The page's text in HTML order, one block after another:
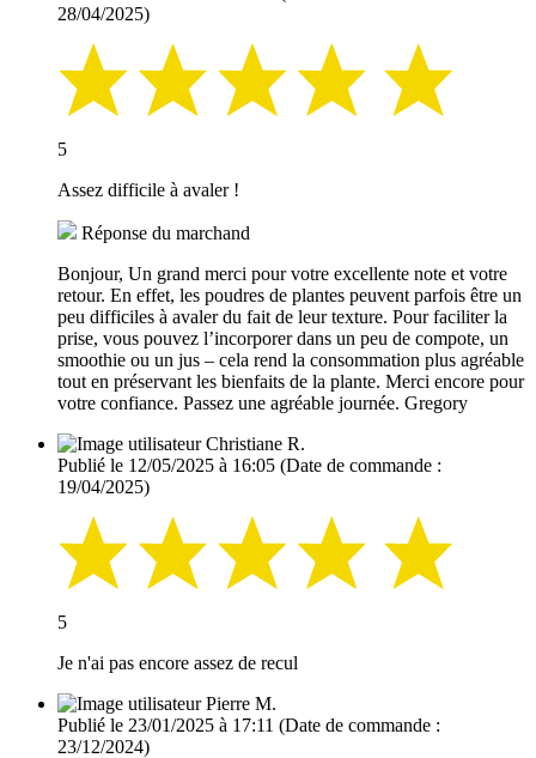
28/04/2025)
5
Assez difficile à avaler !
Réponse du marchand
Bonjour, Un grand merci pour votre excellente note et votre
retour. En effet, les poudres de plantes peuvent parfois être un
peu difficiles à avaler du fait de leur texture. Pour faciliter la
prise, vous pouvez l’incorporer dans un peu de compote, un
smoothie ou un jus – cela rend la consommation plus agréable
tout en préservant les bienfaits de la plante. Merci encore pour
votre confiance. Passez une agréable journée. Gregory
Christiane R.
Publié le 12/05/2025 à 16:05 (Date de commande :
19/04/2025)
5
Je n'ai pas encore assez de recul
Pierre M.
Publié le 23/01/2025 à 17:11 (Date de commande :
23/12/2024)